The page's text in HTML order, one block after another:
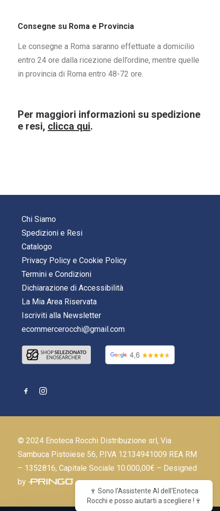
Consegne su Roma e Provincia
Le consegne a Roma saranno effettuate a domicilio
entro 24 ore dalla ricezione dell’ordine, mentre quelle
in provincia di Roma entro 48-72 ore.
Per maggiori informazioni su spedizione
e resi, clicca qui.
Chi Siamo
Spedizioni e Resi
Catalogo
Privacy Policy e Cookie Policy
Termini e Condizioni
Dichiarazione di Accessibilità
La Mia Area Riservata
Iscriviti alla Newsletter
ecommercerocchi@gmail.com
© 2024 Enoteca Rocchi Distribuzione srl, Via
Sambuca Pistoiese 56, P.IVA 12134941009 REA RM
– 1352816, Capitale Sociale 10.000,00€ – Designed
by
🍷 Sono l'Assistente AI dell'Enoteca
Rocchi e posso aiutarti a scegliere !🍷